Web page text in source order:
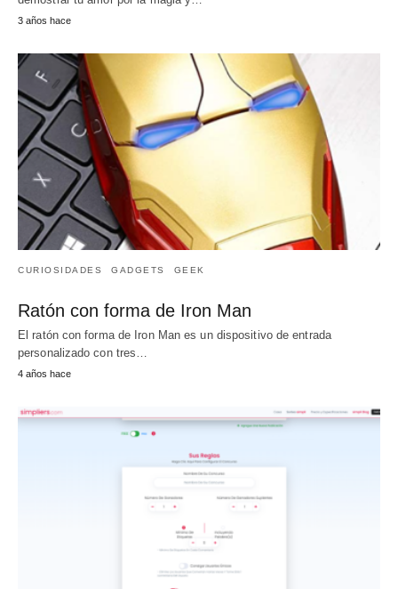
3 años hace
CURIOSIDADES GADGETS GEEK
Ratón con forma de Iron Man
El ratón con forma de Iron Man es un dispositivo de entrada
personalizado con tres…
4 años hace